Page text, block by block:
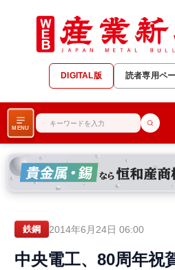
DIGITAL版 読者専用ペ
MENU
鉄鋼 2014年6月24日 06:00
中央電工、80周年祝